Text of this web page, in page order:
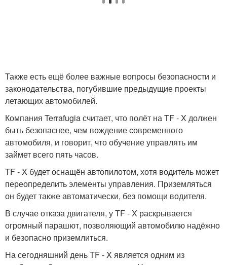
Также есть ещё более важные вопросы безопасности и
законодательства, погубившие предыдущие проекты
летающих автомобилей.
Компания Terrafugia считает, что полёт на TF - X должен
быть безопаснее, чем вождение современного
автомобиля, и говорит, что обучение управлять им
займет всего пять часов.
TF - X будет оснащён автопилотом, хотя водитель может
переопределить элементы управления. Приземляться
он будет также автоматически, без помощи водителя.
В случае отказа двигателя, у TF - X раскрывается
огромный парашют, позволяющий автомобилю надёжно
и безопасно приземлиться.
На сегодняшний день TF - X является одним из